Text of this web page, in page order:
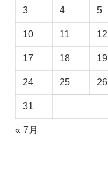
3 4 5
10 11 12
17 18 19
24 25 26
31
« 7月